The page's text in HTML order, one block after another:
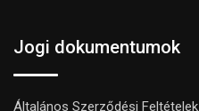
Jogi dokumentumok
Általános Szerződési Feltételek